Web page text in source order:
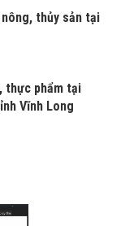
thủy sản tại
thực phẩm tại
Vĩnh Long